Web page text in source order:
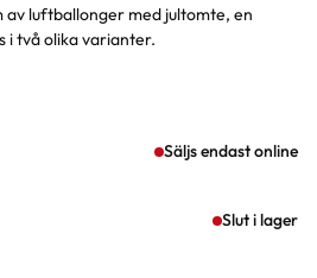
luftballonger med jultomte, en
i två olika varianter.
Säljs endast online
Slut i lager